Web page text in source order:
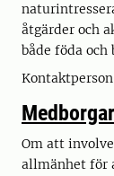
åtgärder och
både föda och
Om att
allmänhet för